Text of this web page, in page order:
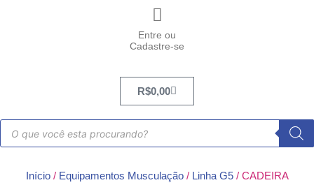
Entre ou
Cadastre-se
R$0,00
Início/ Equipamentos Musculação/ Linha G5/ CADEIRA